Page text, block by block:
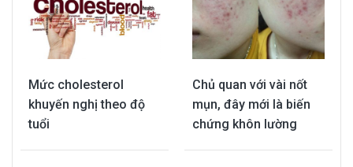
Mức cholesterol
khuyến nghị theo độ
tuổi
Chủ quan với vài nốt
mụn, đây mới là biến
chứng khôn lường